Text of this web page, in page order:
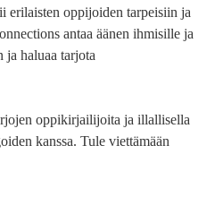
erilaisten oppijoiden tarpeisiin ja
antaa äänen ihmisille ja
ja haluaa tarjota
oppikirjailijoita ja illallisella
kanssa. Tule viettämään